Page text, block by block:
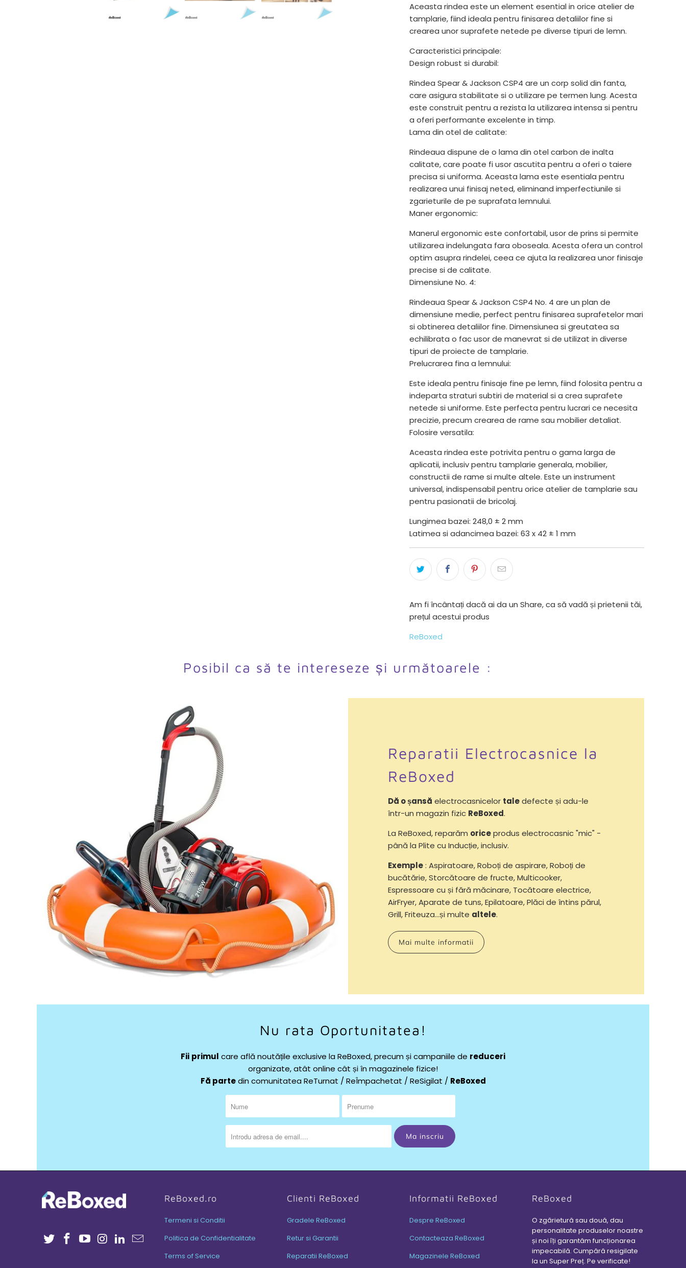
Aceasta rindea este un element esential in orice atelier de
tamplarie, fiind ideala pentru finisarea detaliilor fine si
crearea unor suprafete netede pe diverse tipuri de lemn.
Caracteristici principale:
Design robust si durabil:
Rindea Spear & Jackson CSP4 are un corp solid din fanta,
care asigura stabilitate si o utilizare pe termen lung. Acesta
este construit pentru a rezista la utilizarea intensa si pentru
a oferi performante excelente in timp.
Lama din otel de calitate:
Rindeaua dispune de o lama din otel carbon de inalta
calitate, care poate fi usor ascutita pentru a oferi o taiere
precisa si uniforma. Aceasta lama este esentiala pentru
realizarea unui finisaj neted, eliminand imperfectiunile si
zgarieturile de pe suprafata lemnului.
Maner ergonomic:
Manerul ergonomic este confortabil, usor de prins si permite
utilizarea indelungata fara oboseala. Acesta ofera un control
optim asupra rindelei, ceea ce ajuta la realizarea unor finisaje
precise si de calitate.
Dimensiune No. 4:
Rindeaua Spear & Jackson CSP4 No. 4 are un plan de
dimensiune medie, perfect pentru finisarea suprafetelor mari
si obtinerea detaliilor fine. Dimensiunea si greutatea sa
echilibrata o fac usor de manevrat si de utilizat in diverse
tipuri de proiecte de tamplarie.
Prelucrarea fina a lemnului:
Este ideala pentru finisaje fine pe lemn, fiind folosita pentru a
indeparta straturi subtiri de material si a crea suprafete
netede si uniforme. Este perfecta pentru lucrari ce necesita
precizie, precum crearea de rame sau mobilier detaliat.
Folosire versatila:
Aceasta rindea este potrivita pentru o gama larga de
aplicatii, inclusiv pentru tamplarie generala, mobilier,
constructii de rame si multe altele. Este un instrument
universal, indispensabil pentru orice atelier de tamplarie sau
pentru pasionatii de bricolaj.
Lungimea bazei: 248,0 ± 2 mm
Latimea si adancimea bazei: 63 x 42 ± 1 mm
Am fi încântați dacă ai da un Share, ca să vadă și prietenii tăi,
prețul acestui produs
ReBoxed
Posibil ca să te intereseze și următoarele :
Reparatii Electrocasnice la
ReBoxed
Dă o șansă electrocasnicelor taledefecte și adu-le
într-un magazin fizic ReBoxed.
La ReBoxed, reparăm oriceprodus electrocasnic "mic" -
până la Plite cu Inducție, inclusiv.
Exemple: Aspiratoare, Roboți de aspirare, Roboți de
bucătărie, Storcătoare de fructe, Multicooker,
Espressoare cu și fără măcinare, Tocătoare electrice,
AirFryer, Aparate de tuns, Epilatoare, Plăci de întins părul,
Grill, Friteuza...și multe altele.
Mai multe informatii
Nu rata Oportunitatea!
Fii primul care află noutățile exclusive la ReBoxed, precum și campaniile de reduceri
organizate, atât online cât și în magazinele fizice!
Fă partedin comunitatea ReTurnat / ReÎmpachetat / ReSigilat / ReBoxed
ReBoxed.ro
Termeni si Conditii
Politica de Confidentialitate
Terms of Service
Clienti ReBoxed
Gradele ReBoxed
Retur si Garantii
Reparatii ReBoxed
Informatii ReBoxed
Despre ReBoxed
Contacteaza ReBoxed
Magazinele ReBoxed
ReBoxed
O zgârietură sau două, dau
personalitate produselor noastre
și noi îți garantăm funcționarea
impecabilă. Cumpără resigilate
la un Super Preț. Pe verificate!